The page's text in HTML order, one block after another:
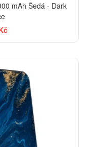
mAh Šedá - Dark